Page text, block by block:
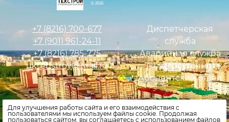
© 2026
+7 (8216)700-677
+7 (901)961-24-11
+7 (8216)785-775
uktehstroy@mail.ru
Диспетчерская
служба
Аварийная служба
(круглосуточно)
Абонентский отдел
Оставить заявку
Внести показания счетчиков
Для улучшения работы сайта и его взаимодействия с
пользователями мы используем файлы cookie. Продолжая
пользоваться сайтом, вы соглашаетесь с использованием файлов